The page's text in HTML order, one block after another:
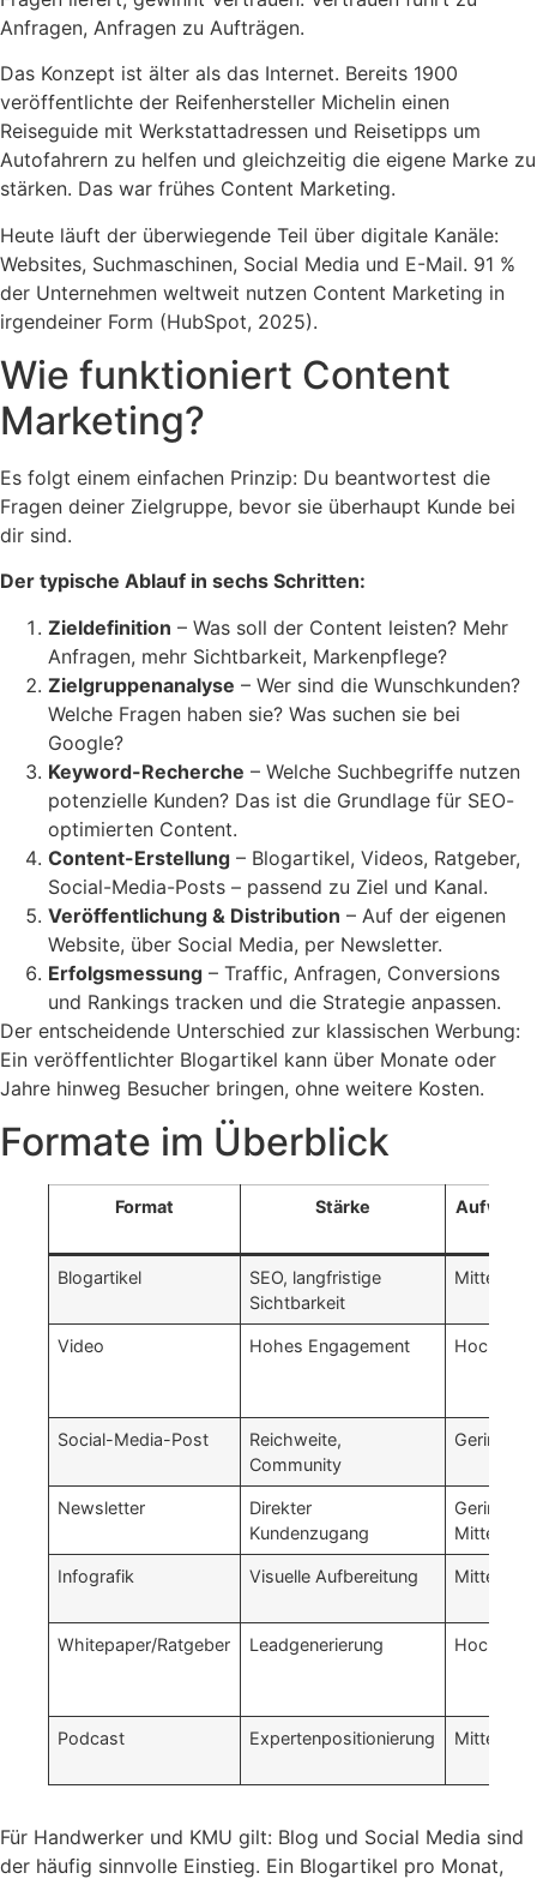
Anfragen, Anfragen zu Aufträgen.
Das Konzept ist älter als das Internet. Bereits 1900
veröffentlichte der Reifenhersteller Michelin einen
Reiseguide mit Werkstattadressen und Reisetipps um
Autofahrern zu helfen und gleichzeitig die eigene Marke zu
stärken. Das war frühes Content Marketing.
Heute läuft der überwiegende Teil über digitale Kanäle:
Websites, Suchmaschinen, Social Media und E-Mail. 91 %
der Unternehmen weltweit nutzen Content Marketing in
irgendeiner Form (HubSpot, 2025).
Wie funktioniert Content
Marketing?
Es folgt einem einfachen Prinzip: Du beantwortest die
Fragen deiner Zielgruppe, bevor sie überhaupt Kunde bei
dir sind.
Der typische Ablauf in sechs Schritten:
Zieldefinition – Was soll der Content leisten? Mehr
Anfragen, mehr Sichtbarkeit, Markenpflege?
Zielgruppenanalyse – Wer sind die Wunschkunden?
Welche Fragen haben sie? Was suchen sie bei
Google?
Keyword-Recherche – Welche Suchbegriffe nutzen
potenzielle Kunden? Das ist die Grundlage für SEO-
optimierten Content.
Content-Erstellung – Blogartikel, Videos, Ratgeber,
Social-Media-Posts – passend zu Ziel und Kanal.
Veröffentlichung & Distribution – Auf der eigenen
Website, über Social Media, per Newsletter.
Erfolgsmessung – Traffic, Anfragen, Conversions
und Rankings tracken und die Strategie anpassen.
Der entscheidende Unterschied zur klassischen Werbung:
Ein veröffentlichter Blogartikel kann über Monate oder
Jahre hinweg Besucher bringen, ohne weitere Kosten.
Formate im Überblick
Format Stärke Aufwand
Blogartikel
SEO, langfristige
Sichtbarkeit
Mittel
Video Hohes Engagement Hoch
Social-Media-Post
Reichweite,
Community
Gering
Newsletter
Direkter
Kundenzugang
Gering–
Mittel
Infografik Visuelle Aufbereitung Mittel
Whitepaper/Ratgeber Leadgenerierung Hoch
Podcast Expertenpositionierung Mittel
Für Handwerker und KMU gilt: Blog und Social Media sind
der häufig sinnvolle Einstieg. Ein Blogartikel pro Monat,